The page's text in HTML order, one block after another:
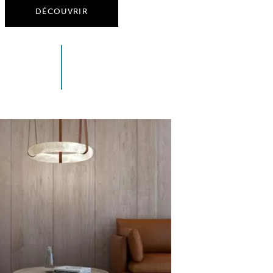
DÉCOUVRIR